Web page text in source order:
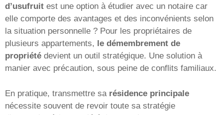
d’usufruit est une option à étudier avec un notaire car
elle comporte des avantages et des inconvénients selon
la situation personnelle ? Pour les propriétaires de
plusieurs appartements, le démembrement de
propriété devient un outil stratégique. Une solution à
manier avec précaution, sous peine de conflits familiaux.
En pratique, transmettre sa résidence principale
nécessite souvent de revoir toute sa stratégie